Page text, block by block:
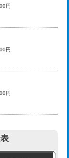
円
円
円